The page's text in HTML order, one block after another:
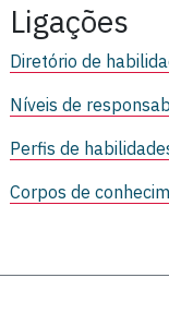
Ligações
Diretório de
Níveis de
Perfis de
Corpos de